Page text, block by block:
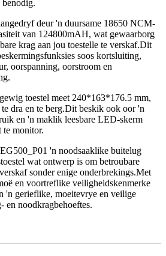
deur 'n duursame 18650 NCM-
van 124800mAH, wat gewaarborg
krag aan jou toestelle te verskaf.Dit
soos kortsluiting,
oorspanning, oorstroom en
toestel meet 240*163*176.5 mm,
dra en te berg.Dit beskik ook oor 'n
en 'n maklik leesbare LED-skerm
te monitor.
'n noodsaaklike buitelug
wat ontwerp is om betroubare
sonder enige onderbrekings.Met
en voortreflike veiligheidskenmerke
'n gerieflike, moeitevrye en veilige
en noodkragbehoeftes.